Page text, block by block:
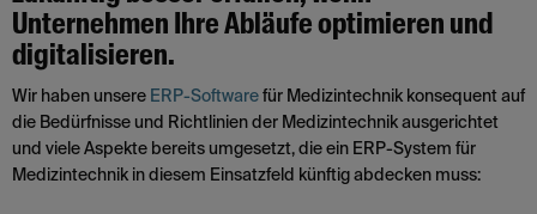
Unternehmen Ihre Abläufe optimieren und
digitalisieren.
Wir haben unsere ERP-Software für Medizintechnik konsequent auf
die Bedürfnisse und Richtlinien der Medizin­technik ausgerichtet
und viele Aspekte bereits umgesetzt, die ein ERP-System für
Medizintechnik in diesem Einsatz­feld künftig abdecken muss: